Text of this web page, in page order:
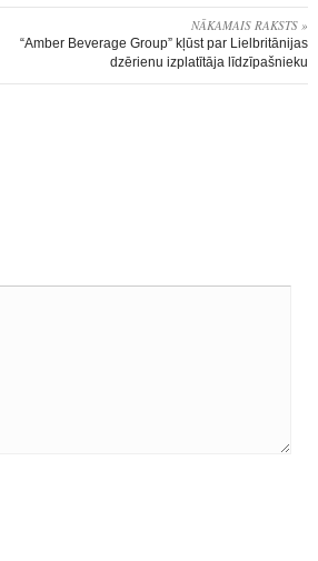
NĀKAMAIS RAKSTS »
“Amber Beverage Group” kļūst par Lielbritānijas
dzērienu izplatītāja līdzīpašnieku